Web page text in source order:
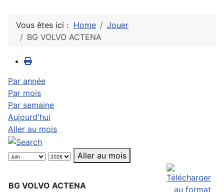
Vous êtes ici : Home
Jouer
BG VOLVO ACTENA
Par année
Par mois
Par semaine
Aujourd'hui
Aller au mois
Aller au mois
BG VOLVO ACTENA